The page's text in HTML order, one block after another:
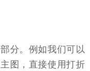
分。例如我们可以
图，直接使用打折